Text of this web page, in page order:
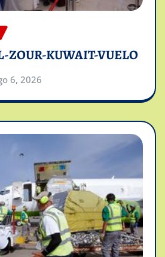
ZOUR-KUWAIT-VUELO
6, 2026